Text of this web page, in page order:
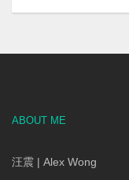
ABOUT ME
汪震 | Alex Wong